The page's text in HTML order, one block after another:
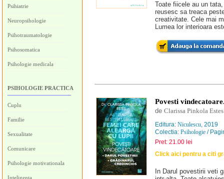
Psihiatrie
Neuropsihologie
Psihotraumatologie
Psihosomatica
Psihologie medicala
PSIHOLOGIE PRACTICA
Cuplu
Familie
Sexualitate
Comunicare
Psihologie motivationala
Inteligenta
Toate fiicele au un
reusesc sa treaca
creativitate. Cele mai
Lumea lor interioara
Povesti
de Clarissa Pinkola Estes
Editura: Niculescu, 2019
Colectia: Psihologie /
Pret: 21.00 lei
Click aici pentru a citi
In Darul povestirii veti